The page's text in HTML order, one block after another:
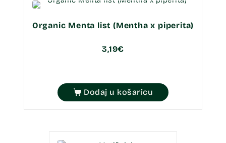
Organic Menta list (Mentha x piperita)
3,19€
Dodaj u košaricu